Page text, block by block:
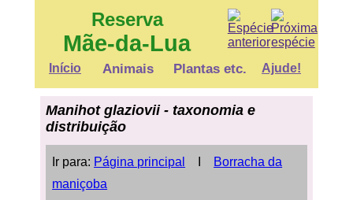
Reserva
Mãe-da-Lua
Início Animais Plantas etc. Ajude!
Manihot glaziovii - taxonomia e
distribuição
Ir para: Página principal
Borracha da
maniçoba